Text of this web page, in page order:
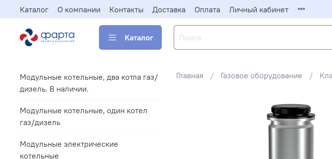
Каталог О компании Контакты Доставка Оплата Личный кабинет
Каталог
Главная Газовое оборудование
Модульные котельные, два котла газ/
дизель. В наличии.
Модульные котельные, один котел
газ/дизель
Модульные электрические
котельные